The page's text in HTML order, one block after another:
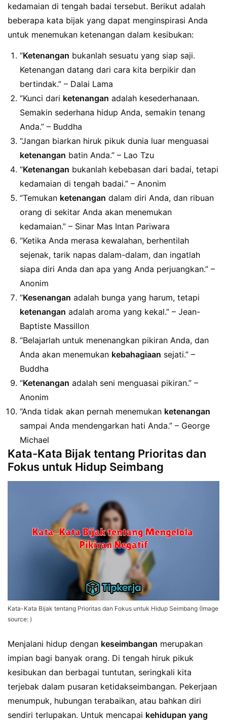
kedamaian di tengah badai tersebut. Berikut adalah
beberapa kata bijak yang dapat menginspirasi Anda
untuk menemukan ketenangan dalam kesibukan:
“Ketenangan bukanlah sesuatu yang siap saji.
Ketenangan datang dari cara kita berpikir dan
bertindak.” – Dalai Lama
“Kunci dari ketenangan adalah kesederhanaan.
Semakin sederhana hidup Anda, semakin tenang
Anda.” – Buddha
“Jangan biarkan hiruk pikuk dunia luar menguasai
ketenangan batin Anda.” – Lao Tzu
“Ketenangan bukanlah kebebasan dari badai, tetapi
kedamaian di tengah badai.” – Anonim
“Temukan ketenangan dalam diri Anda, dan ribuan
orang di sekitar Anda akan menemukan
kedamaian.” – Sinar Mas Intan Pariwara
“Ketika Anda merasa kewalahan, berhentilah
sejenak, tarik napas dalam-dalam, dan ingatlah
siapa diri Anda dan apa yang Anda perjuangkan.” –
Anonim
“Kesenangan adalah bunga yang harum, tetapi
ketenangan adalah aroma yang kekal.” – Jean-
Baptiste Massillon
“Belajarlah untuk menenangkan pikiran Anda, dan
Anda akan menemukan kebahagiaan sejati.” –
Buddha
“Ketenangan adalah seni menguasai pikiran.” –
Anonim
“Anda tidak akan pernah menemukan ketenangan
sampai Anda mendengarkan hati Anda.” – George
Michael
Kata-Kata Bijak tentang Prioritas dan
Fokus untuk Hidup Seimbang
Kata-Kata Bijak tentang Prioritas dan Fokus untuk Hidup Seimbang (Image
source: )
Menjalani hidup dengan keseimbangan merupakan
impian bagi banyak orang. Di tengah hiruk pikuk
kesibukan dan berbagai tuntutan, seringkali kita
terjebak dalam pusaran ketidakseimbangan. Pekerjaan
menumpuk, hubungan terabaikan, atau bahkan diri
sendiri terlupakan. Untuk mencapai kehidupan yang